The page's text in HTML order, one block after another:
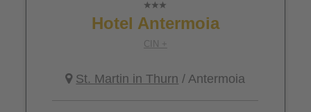
Hotel Antermoia
CIN +
St. Martin in Thurn / Antermoia